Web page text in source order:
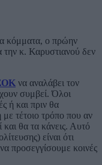
κόμματα, ο πρώην
την κ. Καρυστιανού δεν
να αναλάβει τον
συμβεί. Όλοι
ή και πριν θα
με τέτοιο τρόπο που αν
και θα τα κάνεις. Αυτό
είναι ότι
προσεγγίσουμε κοινές